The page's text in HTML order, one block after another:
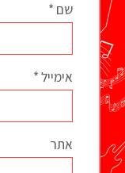
שם *
אימייל*
אתר